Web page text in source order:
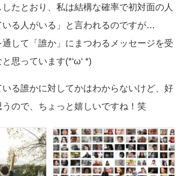
たとおり、私は結構な確率で初対面の人
いる人がいる」と言われるのですが…
して「誰か」にまつわるメッセージを受
思っています(*‘ω‘ *)
る誰かに対してかはわからないけど、好
ので、ちょっと嬉しいですね！笑